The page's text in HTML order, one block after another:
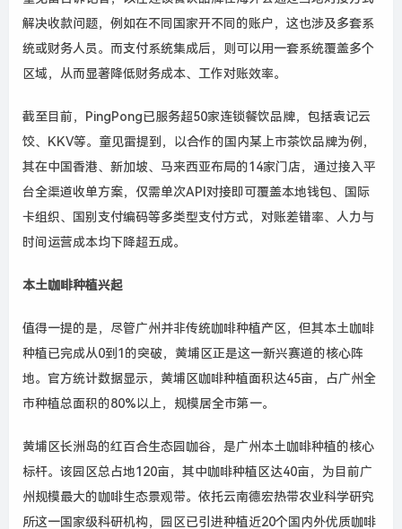
解决收款问题，例如在不同国家开不同的账户，这也涉及多套系
统或财务人员。而支付系统集成后，则可以用一套系统覆盖多个
区域，从而显著降低财务成本、工作对账效率。
截至目前， PingPong已服务超50家连锁餐饮品牌，包括袁记云
饺、
KKV等。童见雷提到，以合作的国内某上市茶饮品牌为例，
其在中国香港、新加坡、马来西亚布局的14家门店，通过接入平
台全渠道收单方案，仅需单次API 对接即可覆盖本地钱包、国际
卡组织、国别支付编码等多类型支付方式，对账差错率、人力与
时间运营成本均下降超五成。
本土咖啡种植兴起
值得一提的是，尽管广州并非传统咖啡种植产区，但其本土咖啡
种植已完成从0到 1 的突破，黄埔区正是这一新兴赛道的核心阵
地。官方统计数据显示，黄埔区咖啡种植面积达45亩，占广州全
市种植总面积的80% 以上，规模居全市第一。
黄埔区长洲岛的红百合生态园咖谷，是广州本土咖啡种植的核心
标杆。该园区总占地120亩，其中咖啡种植区达40亩，为目前广
州规模最大的咖啡生态景观带。依托云南德宏热带农业科学研究
所这一国家级科研机构，园区已引进种植近20个国内外优质咖啡